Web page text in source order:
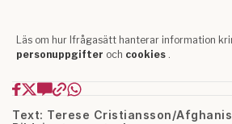
Text: Terese Cristiansson/